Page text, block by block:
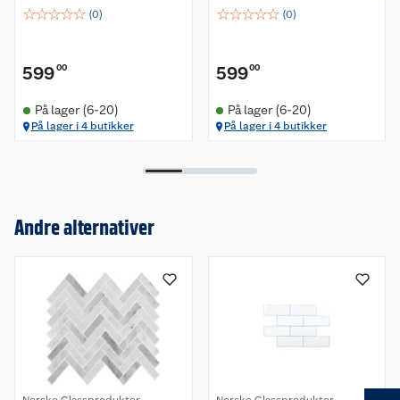
☆☆☆☆☆ (0)
59900
På lager (6-20)
På lager i 4 butikker
☆☆☆☆☆ (0)
59900
På lager (6-20)
På lager i 4 butikker
Andre alternativer
Kundeservice
Butikker
Kontakt oss
Retur- og angrerett
Nyheter
Våre merkevarer
Våre kjeder
Kjøpsvilkår
Hageinspirasjon